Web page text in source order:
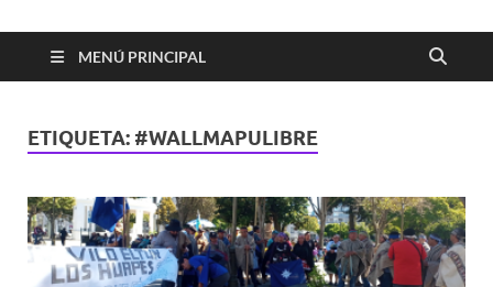
MENÚ PRINCIPAL
ETIQUETA: #WALLMAPULIBRE